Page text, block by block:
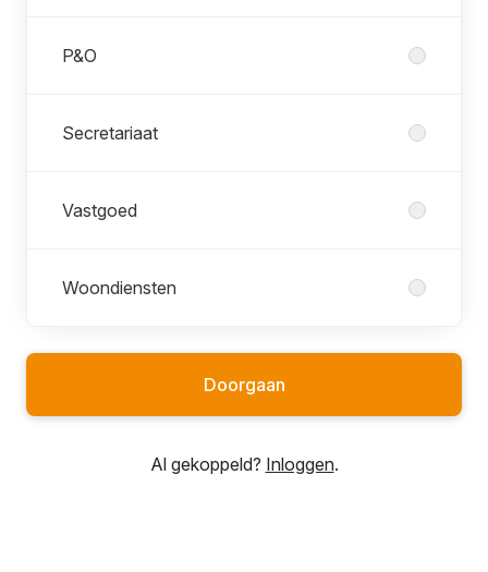
P&O
Secretariaat
Vastgoed
Woondiensten
Doorgaan
Al gekoppeld? Inloggen.